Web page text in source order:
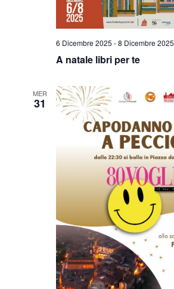
6 Dicembre 2025 -8 Dicembre 2025
A natale libri per te
MER
31